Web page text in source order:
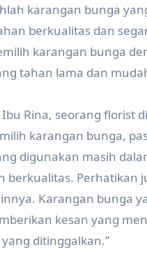
karangan bunga
berkualitas dan
karangan bunga
tahan lama dan
Rina, seorang florist
karangan bunga,
digunakan masih
berkualitas. Perhatikan
Karangan bunga
kesan yang
ditinggalkan.”